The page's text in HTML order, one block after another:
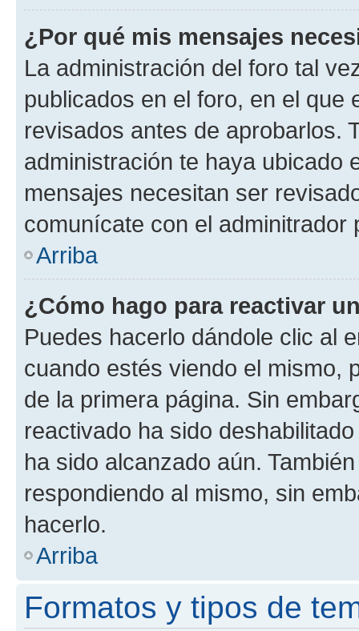
¿Por qué mis mensajes
La administración del foro tal
publicados en el foro, en el
revisados antes de aprobarlos.
administración te haya ubicado
mensajes necesitan ser
comunícate con el
Arriba
¿Cómo hago para reactivar
Puedes hacerlo dándole clic al
cuando estés viendo el mismo,
de la primera página. Sin
reactivado ha sido
ha sido alcanzado aún.
respondiendo al mismo, sin
hacerlo.
Arriba
Formatos y tipos de